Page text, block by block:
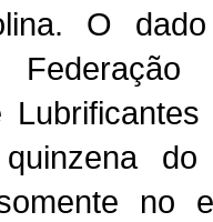
O
somente